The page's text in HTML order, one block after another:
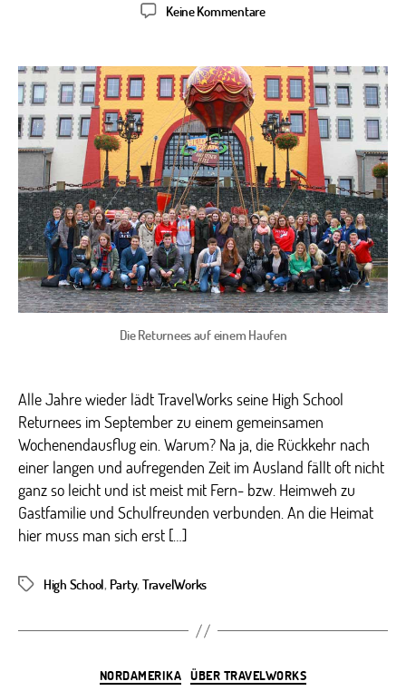
Keine Kommentarezu
Event
2015
–
Ein
Wiedersehen
unter
High
School
Returnees
Die Returnees auf einem Haufen
Alle Jahre wieder lädt TravelWorks seine High School
Returnees im September zu einem gemeinsamen
Wochenendausflug ein. Warum? Na ja, die Rückkehr nach
einer langen und aufregenden Zeit im Ausland fällt oft nicht
ganz so leicht und ist meist mit Fern- bzw. Heimweh zu
Gastfamilie und Schulfreunden verbunden. An die Heimat
hier muss man sich erst […]
Schlagwörter
High School, Party, TravelWorks
Kategorien
NORDAMERIKA ÜBER TRAVELWORKS